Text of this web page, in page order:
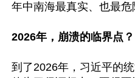
年中南海最真实、也最危
2026年，崩溃的临界点？
到了2026年，习近平的统